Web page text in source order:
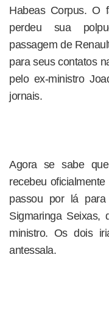
Habeas Corpus. O
perdeu sua
passagem de
para seus contatos
pelo ex-ministro
jornais.
Agora se sabe
recebeu
passou por lá para
Sigmaringa
ministro. Os dois
antessala.